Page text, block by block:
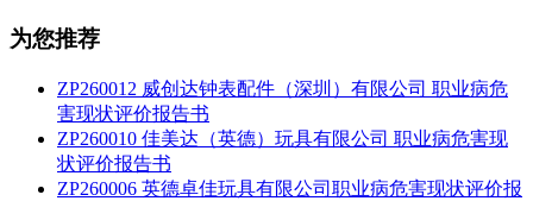
为您推荐
ZP260012 威创达钟表配件（深圳）有限公司 职业病危
害现状评价报告书
ZP260010 佳美达（英德）玩具有限公司 职业病危害现
状评价报告书
ZP260006 英德卓佳玩具有限公司职业病危害现状评价报